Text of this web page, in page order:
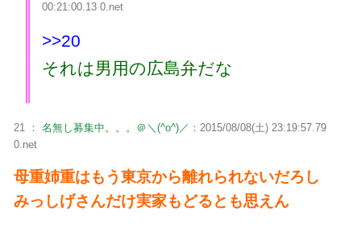
00:21:00.13 0.net
>>20
それは男用の広島弁だな
21 ： 名無し募集中。。。＠＼(^o^)／ ：2015/08/08(土) 23:19:57.79
0.net
母重姉重はもう東京から離れられないだろし
みっしげさんだけ実家もどるとも思えん